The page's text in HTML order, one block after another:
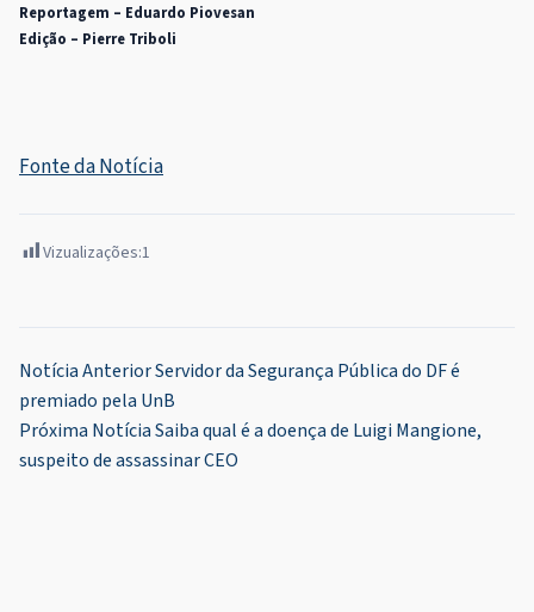
Reportagem – Eduardo Piovesan
Edição – Pierre Triboli
Fonte da Notícia
Vizualizações:1
Navegação
de
Post
Notícia AnteriorServidor da Segurança Pública do DF é
premiado pela UnB
Próxima NotíciaSaiba qual é a doença de Luigi Mangione,
suspeito de assassinar CEO